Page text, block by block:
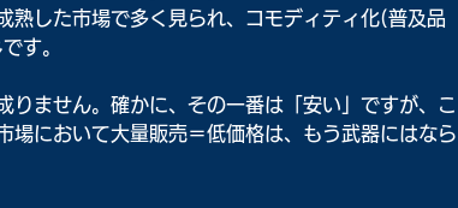
熟した市場で多く見られ、コモディティ化(普及品
す。
ません。確かに、その一番は「安い」ですが、こ
場において大量販売＝低価格は、もう武器にはなら